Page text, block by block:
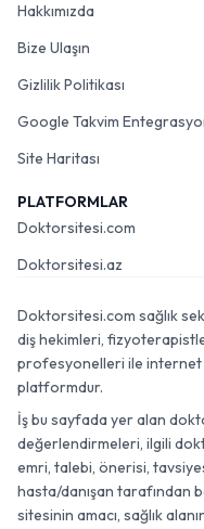
Hakkımızda
Bize Ulaşın
Gizlilik Politikası
Google Takvim
Site Haritası
PLATFORMLAR
Doktorsitesi.com
Doktorsitesi.az
Doktorsitesi.com sağlık
diş hekimleri,
profesyonelleri ile internet
platformdur.
İş bu sayfada yer alan
değerlendirmeleri, ilgili
emri, talebi, önerisi,
hasta/danışan tarafından
sitesinin amacı, sağlık